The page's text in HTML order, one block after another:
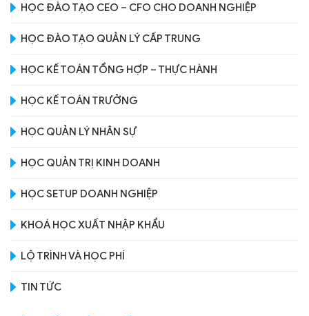
HỌC ĐÀO TẠO CEO – CFO CHO DOANH NGHIỆP
HỌC ĐÀO TẠO QUẢN LÝ CẤP TRUNG
HỌC KẾ TOÁN TỔNG HỢP – THỰC HÀNH
HỌC KẾ TOÁN TRƯỞNG
HỌC QUẢN LÝ NHÂN SỰ
HỌC QUẢN TRỊ KINH DOANH
HỌC SETUP DOANH NGHIỆP
KHOÁ HỌC XUẤT NHẬP KHẨU
LỘ TRÌNH VÀ HỌC PHÍ
TIN TỨC